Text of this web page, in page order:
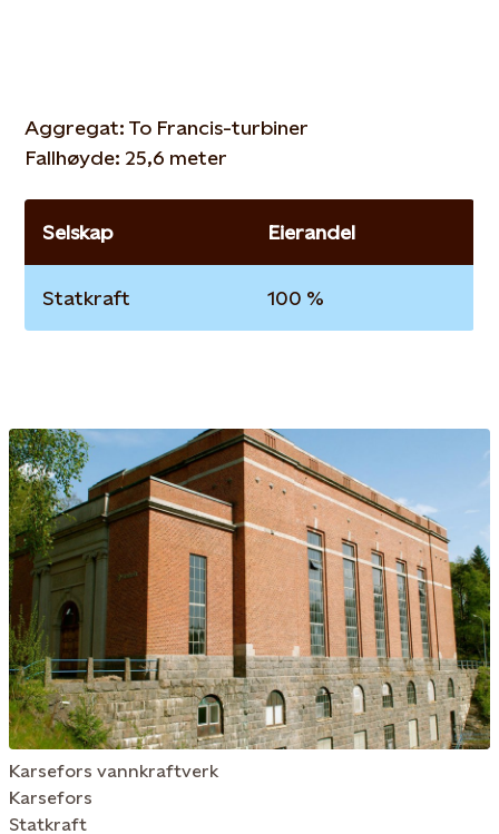
Aggregat: To Francis-turbiner
Fallhøyde: 25,6 meter
Selskap Eierandel
Statkraft 100 %
Karsefors vannkraftverk
Karsefors
Statkraft